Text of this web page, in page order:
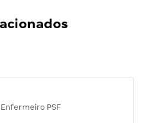
PSF